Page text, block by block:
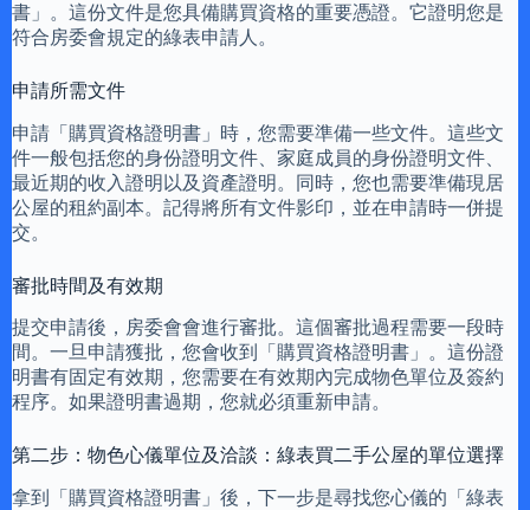
書」。這份文件是您具備購買資格的重要憑證。它證明您是
符合房委會規定的綠表申請人。
申請所需文件
申請「購買資格證明書」時，您需要準備一些文件。這些文
件一般包括您的身份證明文件、家庭成員的身份證明文件、
最近期的收入證明以及資產證明。同時，您也需要準備現居
公屋的租約副本。記得將所有文件影印，並在申請時一併提
交。
審批時間及有效期
提交申請後，房委會會進行審批。這個審批過程需要一段時
間。一旦申請獲批，您會收到「購買資格證明書」。這份證
明書有固定有效期，您需要在有效期內完成物色單位及簽約
程序。如果證明書過期，您就必須重新申請。
第二步：物色心儀單位及洽談：綠表買二手公屋的單位選擇
拿到「購買資格證明書」後，下一步是尋找您心儀的「綠表